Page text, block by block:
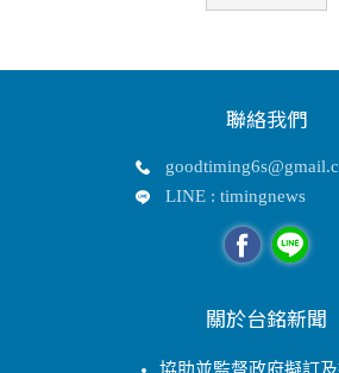
聯絡我們
LINE : timingnews
關於台銘新聞
協助並監督政府擬訂